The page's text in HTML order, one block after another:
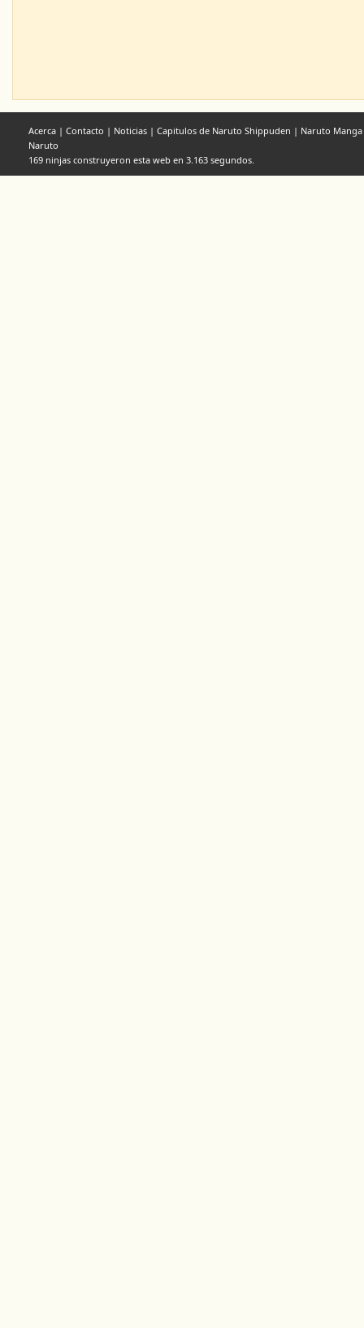
Acerca | Contacto | Noticias | Capitulos de Naruto Shippuden | Naruto Manga
Naruto
169 ninjas construyeron esta web en 3.163 segundos.